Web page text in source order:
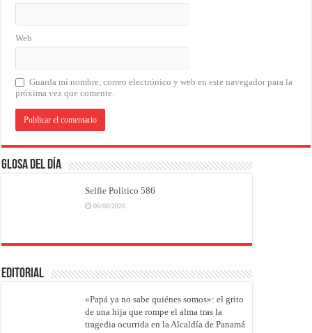
Web
Guarda mi nombre, correo electrónico y web en este navegador para la
próxima vez que comente.
Glosa del Día
Selfie Político 586
06/08/2026
EDITORIAL
«Papá ya no sabe quiénes somos»: el grito
de una hija que rompe el alma tras la
tragedia ocurrida en la Alcaldía de Panamá